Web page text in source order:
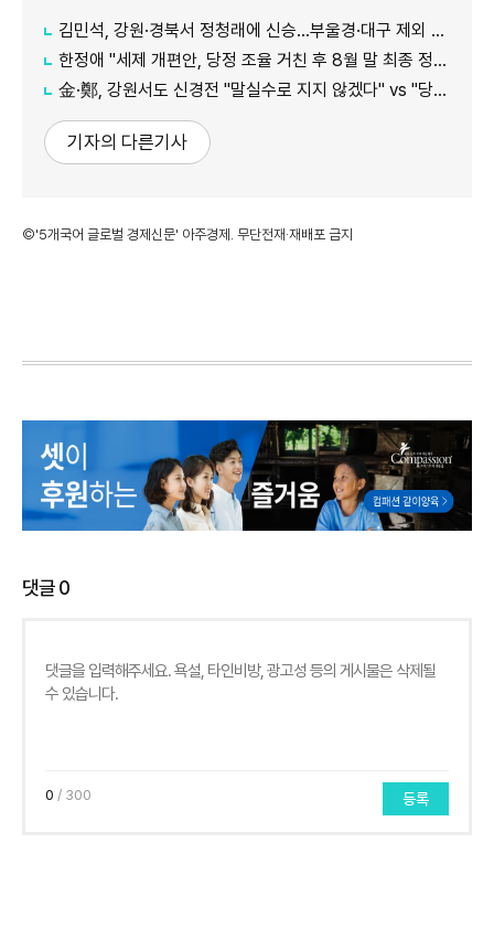
김민석, 강원·경북서 정청래에 신승…부울경·대구 제외 모두 웃었다
한정애 "세제 개편안, 당정 조율 거친 후 8월 말 최종 정리 가능"
金·鄭, 강원서도 신경전 "말실수로 지지 않겠다" vs "당대표인 양 행동"
기자의 다른기사
©'5개국어 글로벌 경제신문' 아주경제. 무단전재·재배포 금지
댓글0
0 / 300 등록